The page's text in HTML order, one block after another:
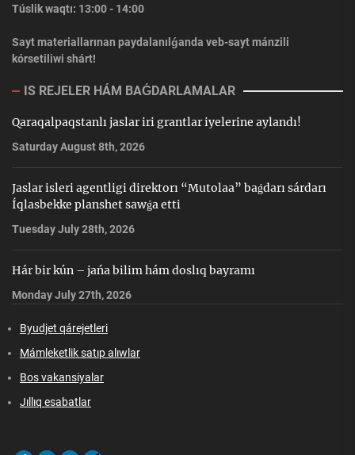
Túslik waqtı: 13:00 - 14:00
Sayt materiallarınan paydalanılǵanda veb-sayt mánzili
kórsetiliwi shárt!
IS REJELER HÁM BAǴDARLAMALAR
Qaraqalpaqstanlı jaslar iri grantlar iyelerine aylandı!
Saturday August 8th, 2026
Jaslar isleri agentligi direktorı “Mutolaa” baǵdarı sárdarı
Íqlasbekke planshet sawǵa etti
Tuesday July 28th, 2026
Hár bir kún – jańa bilim hám doslıq bayramı
Monday July 27th, 2026
Byudjet qárejetleri
Mámleketlik satıp alıwlar
Bos vakansiyalar
Jıllıq esabatlar